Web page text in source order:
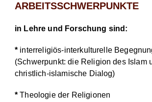
ARBEITSSCHWERPUNKTE
in Lehre und Forschung sind:
* interreligiös-interkulturelle
(Schwerpunkt: die Religion des Islam
christlich-islamische Dialog)
* Theologie der Religionen